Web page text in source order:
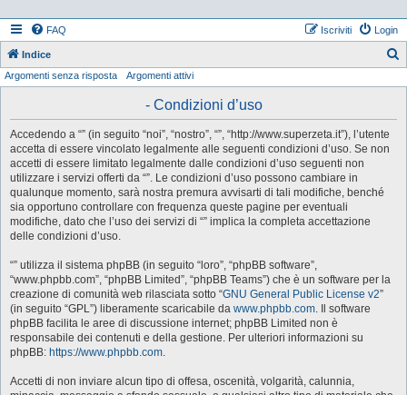
FAQ Login
Iscriviti
Indice
Argomenti senza risposta Argomenti attivi
- Condizioni d’uso
Accedendo a “” (in seguito “noi”, “nostro”, “”, “http://www.superzeta.it”), l’utente
accetta di essere vincolato legalmente alle seguenti condizioni d’uso. Se non
accetti di essere limitato legalmente dalle condizioni d’uso seguenti non
utilizzare i servizi offerti da “”. Le condizioni d’uso possono cambiare in
qualunque momento, sarà nostra premura avvisarti di tali modifiche, benché
sia opportuno controllare con frequenza queste pagine per eventuali
modifiche, dato che l’uso dei servizi di “” implica la completa accettazione
delle condizioni d’uso.
“” utilizza il sistema phpBB (in seguito “loro”, “phpBB software”,
“www.phpbb.com”, “phpBB Limited”, “phpBB Teams”) che è un software per la
creazione di comunità web rilasciata sotto “GNU General Public License v2”
(in seguito “GPL”) liberamente scaricabile da www.phpbb.com. Il software
phpBB facilita le aree di discussione internet; phpBB Limited non è
responsabile dei contenuti e della gestione. Per ulteriori informazioni su
phpBB: https://www.phpbb.com.
Accetti di non inviare alcun tipo di offesa, oscenità, volgarità, calunnia,